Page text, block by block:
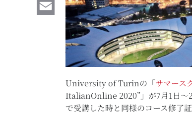
Email
University of Turinの「サマース
ItalianOnline 2020”」が7月1日〜
で受講した時と同様のコース修了証